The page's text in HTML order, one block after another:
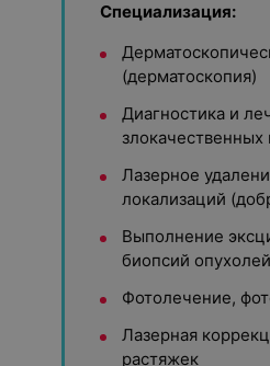
Специализация:
(дерматоскопия)
Диагностика и
Лазерное
локализаций
Выполнение
биопсий
Фотолечение,
Лазерная
растяжек